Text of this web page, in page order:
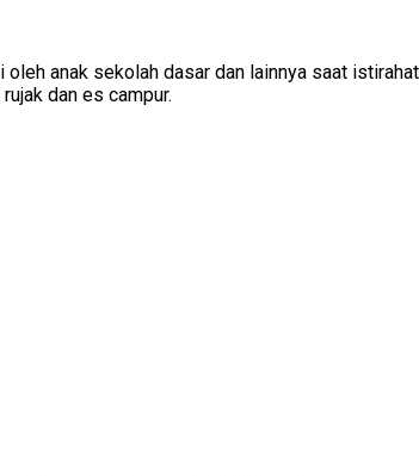
anak sekolah dasar dan lainnya saat
dan es campur.